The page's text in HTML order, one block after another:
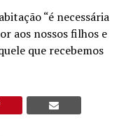
“é necessária
aos nossos filhos e
que recebemos